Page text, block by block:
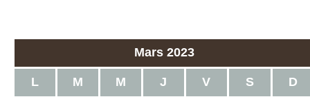
Mars 2023
L M M J V S D